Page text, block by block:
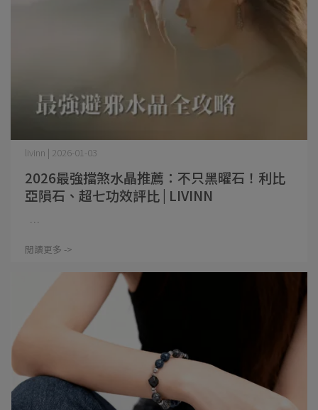
2026最強擋煞水晶推薦：不只黑曜石！利比
亞隕石、超七功效評比 | LIVINN
livinn | 2026-01-03
⋯
閱讀更多 ->